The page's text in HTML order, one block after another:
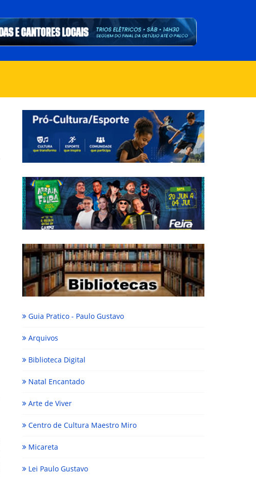
Guia Pratico - Paulo Gustavo
Arquivos
Biblioteca Digital
Natal Encantado
Arte de Viver
Centro de Cultura Maestro Miro
Micareta
Lei Paulo Gustavo